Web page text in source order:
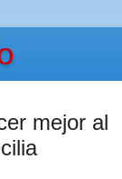
mejor al